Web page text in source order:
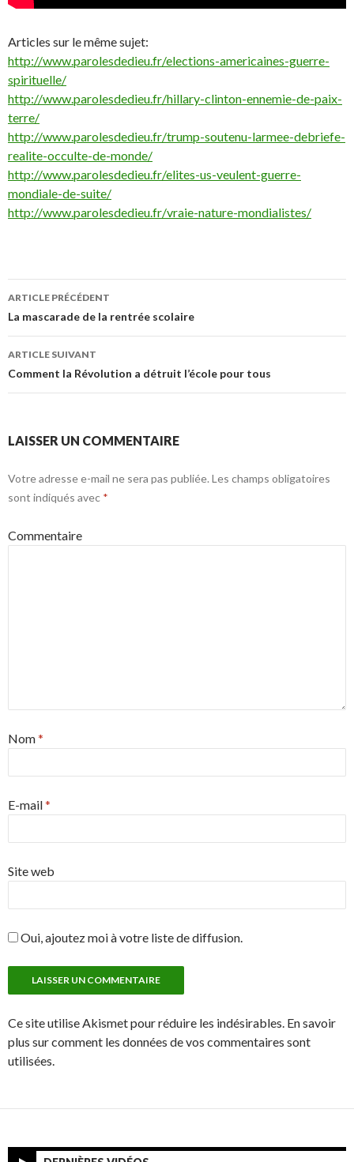
Articles sur le même sujet:
http://www.parolesdedieu.fr/elections-americaines-guerre-
spirituelle/
http://www.parolesdedieu.fr/hillary-clinton-ennemie-de-paix-
terre/
http://www.parolesdedieu.fr/trump-soutenu-larmee-debriefe-
realite-occulte-de-monde/
http://www.parolesdedieu.fr/elites-us-veulent-guerre-
mondiale-de-suite/
http://www.parolesdedieu.fr/vraie-nature-mondialistes/
Navigation
des
articles
ARTICLE PRÉCÉDENT
La mascarade de la rentrée scolaire
ARTICLE SUIVANT
Comment la Révolution a détruit l’école pour tous
LAISSER UN COMMENTAIRE
Votre adresse e-mail ne sera pas publiée. Les champs obligatoires
sont indiqués avec *
Commentaire
Nom*
E-mail*
Site web
Oui, ajoutez moi à votre liste de diffusion.
Ce site utilise Akismet pour réduire les indésirables. En savoir
plus sur comment les données de vos commentaires sont
utilisées.